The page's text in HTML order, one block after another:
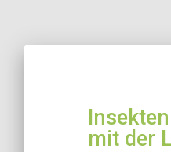
mit der